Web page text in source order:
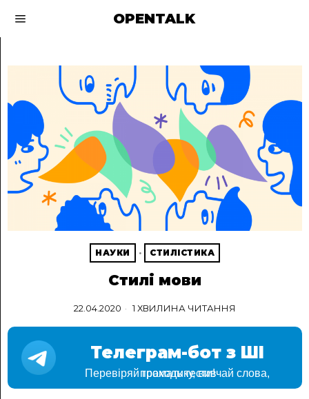
OPENTALK
НАУКИ · СТИЛІСТИКА
Стилі мови
22.04.2020 1 ХВИЛИНА ЧИТАННЯ
Телеграм-бот з ШІ
Перевіряй граматику, вивчай слова, проходь тести!